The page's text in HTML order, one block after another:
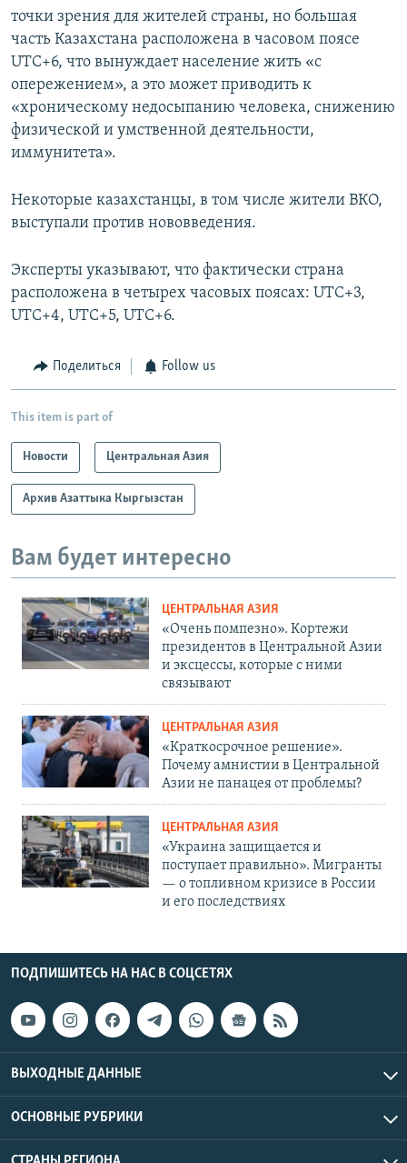
точки зрения для жителей страны, но большая
часть Казахстана расположена в часовом поясе
UTC+6, что вынуждает население жить «с
опережением», а это может приводить к
«хроническому недосыпанию человека, снижению
физической и умственной деятельности,
иммунитета».
Некоторые казахстанцы, в том числе жители ВКО,
выступали против нововведения.
Эксперты указывают, что фактически страна
расположена в четырех часовых поясах: UTC+3,
UTC+4, UTC+5, UTC+6.
Поделиться Follow us
This item is part of
Новости Центральная Азия
Архив Азаттыка Кыргызстан
Вам будет интересно
ЦЕНТРАЛЬНАЯ АЗИЯ
«Очень помпезно». Кортежи
президентов в Центральной Азии
и эксцессы, которые с ними
связывают
ЦЕНТРАЛЬНАЯ АЗИЯ
«Краткосрочное решение».
Почему амнистии в Центральной
Азии не панацея от проблемы?
ЦЕНТРАЛЬНАЯ АЗИЯ
«Украина защищается и
поступает правильно». Мигранты
— о топливном кризисе в России
и его последствиях
ПОДПИШИТЕСЬ НА НАС В СОЦСЕТЯХ
ВЫХОДНЫЕ ДАННЫЕ
ОСНОВНЫЕ РУБРИКИ